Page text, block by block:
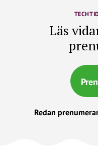
Läs
Redan